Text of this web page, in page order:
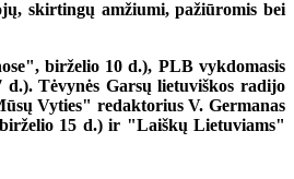
skirtingų amžiumi, pažiūromis bei
birželio 10 d.), PLB vykdomasis
Tėvynės Garsų lietuviškos radijo
Vyties" redaktorius V. Germanas
15 d.) ir "Laiškų Lietuviams"